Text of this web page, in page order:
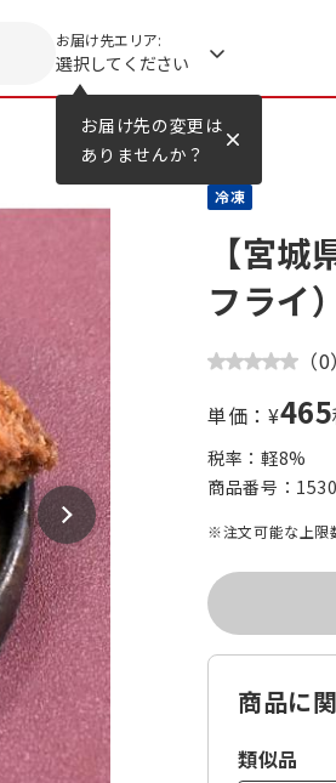
お届け先の変更は
ありませんか？
お届け先エリア:
選択してください
冷凍
【宮
フライ
（0）
単価：¥465
税率：軽8%
商品番号：
※注文可能な上限
商品に
類似品